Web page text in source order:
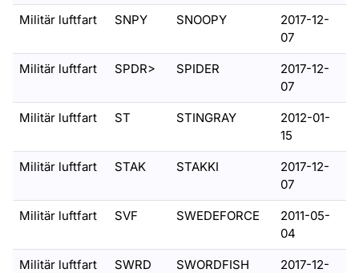
Militär luftfart SNPY SNOOPY
2017-12-
07
Militär luftfart SPDR> SPIDER
2017-12-
07
Militär luftfart ST STINGRAY
2012-01-
15
Militär luftfart STAK STAKKI
2017-12-
07
Militär luftfart SVF SWEDEFORCE
2011-05-
04
Militär luftfart SWRD SWORDFISH
2017-12-